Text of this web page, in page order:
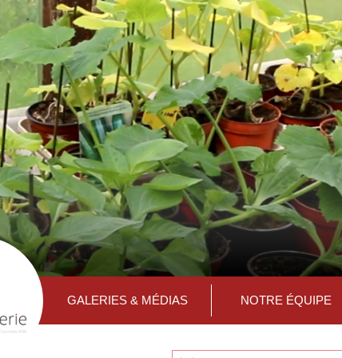
GALERIES & MÉDIAS NOTRE ÉQUIPE